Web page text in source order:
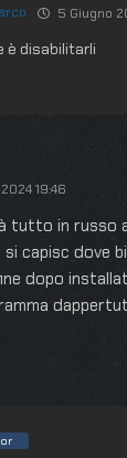
5 Giugno
è disabilitarli
19:46
tutto in russo
capisc dove
dopo